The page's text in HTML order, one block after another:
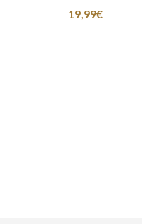
19,99€